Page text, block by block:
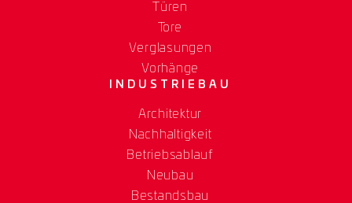
Türen
Tore
Verglasungen
Vorhänge
INDUSTRIEBAU
Architektur
Nachhaltigkeit
Betriebsablauf
Neubau
Bestandsbau